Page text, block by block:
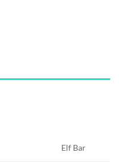
Elf Bar